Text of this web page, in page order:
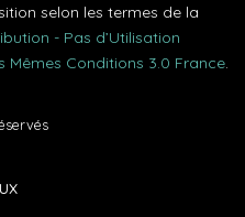
selon les termes de la
- Pas d’Utilisation
Conditions 3.0 France.